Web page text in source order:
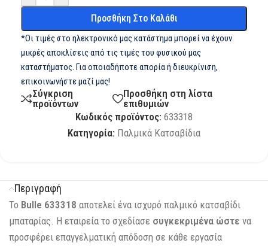
Προσθήκη Στο Καλάθι
*Οι τιμές στο ηλεκτρονικό μας κατάστημα μπορεί να έχουν
μικρές αποκλίσεις από τις τιμές του φυσικού μας
καταστήματος. Για οποιαδήποτε απορία ή διευκρίνιση,
επικοινωνήστε μαζί μας!
Σύγκριση
προϊόντων
Προσθήκη στη λίστα
επιθυμιών
Κωδικός προϊόντος: 633318
Κατηγορία: Παλμικά Κατσαβίδια
Περιγραφή
Το Bulle 633318 αποτελεί ένα ισχυρό παλμικό κατσαβίδι
μπαταρίας. Η εταιρεία το σχεδίασε συγκεκριμένα ώστε να
προσφέρει επαγγελματική απόδοση σε κάθε εργασία